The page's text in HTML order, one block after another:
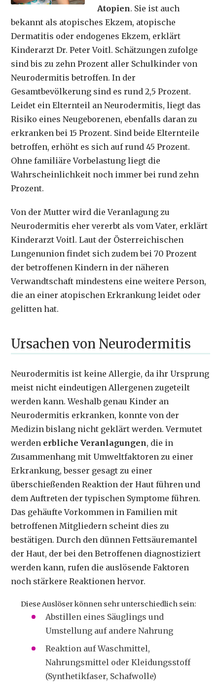
Atopien. Sie ist auch
bekannt als atopisches Ekzem, atopische
Dermatitis oder endogenes Ekzem, erklärt
Kinderarzt Dr. Peter Voitl. Schätzungen zufolge
sind bis zu zehn Prozent aller Schulkinder von
Neurodermitis betroffen. In der
Gesamtbevölkerung sind es rund 2,5 Prozent.
Leidet ein Elternteil an Neurodermitis, liegt das
Risiko eines Neugeborenen, ebenfalls daran zu
erkranken bei 15 Prozent. Sind beide Elternteile
betroffen, erhöht es sich auf rund 45 Prozent.
Ohne familiäre Vorbelastung liegt die
Wahrscheinlichkeit noch immer bei rund zehn
Prozent.
Von der Mutter wird die Veranlagung zu
Neurodermitis eher vererbt als vom Vater, erklärt
Kinderarzt Voitl. Laut der Österreichischen
Lungenunion findet sich zudem bei 70 Prozent
der betroffenen Kindern in der näheren
Verwandtschaft mindestens eine weitere Person,
die an einer atopischen Erkrankung leidet oder
gelitten hat.
Ursachen von Neurodermitis
Neurodermitis ist keine Allergie, da ihr Ursprung
meist nicht eindeutigen Allergenen zugeteilt
werden kann. Weshalb genau Kinder an
Neurodermitis erkranken, konnte von der
Medizin bislang nicht geklärt werden. Vermutet
werden erbliche Veranlagungen, die in
Zusammenhang mit Umweltfaktoren zu einer
Erkrankung, besser gesagt zu einer
überschießenden Reaktion der Haut führen und
dem Auftreten der typischen Symptome führen.
Das gehäufte Vorkommen in Familien mit
betroffenen Mitgliedern scheint dies zu
bestätigen. Durch den dünnen Fettsäuremantel
der Haut, der bei den Betroffenen diagnostiziert
werden kann, rufen die auslösende Faktoren
noch stärkere Reaktionen hervor.
Diese Auslöser können sehr unterschiedlich sein:
Abstillen eines Säuglings und
Umstellung auf andere Nahrung
Reaktion auf Waschmittel,
Nahrungsmittel oder Kleidungsstoff
(Synthetikfaser, Schafwolle)